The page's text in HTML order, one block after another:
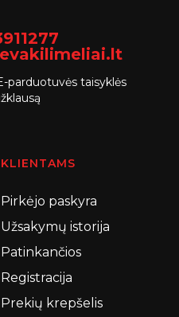
parduotuvės taisyklės
KLIENTAMS
Pirkėjo paskyra
Užsakymų istorija
Patinkančios
Registracija
Prekių krepšelis